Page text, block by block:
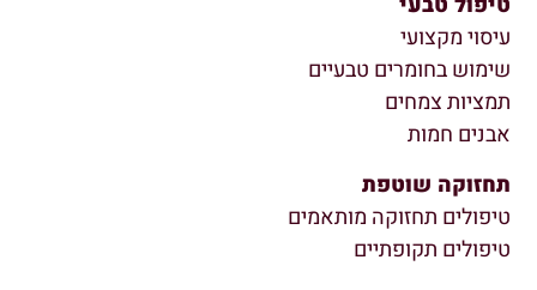
עיסוי מקצועי
שימוש בחומרים טבעיים
תמציות צמחים
אבנים חמות
תחזוקה שוטפת
טיפולים תחזוקה מותאמים
טיפולים תקופתיים